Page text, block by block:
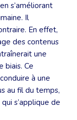
s’améliorant
Il
En effet,
des contenus
une
biais. Ce
à une
au fil du temps,
s’applique de